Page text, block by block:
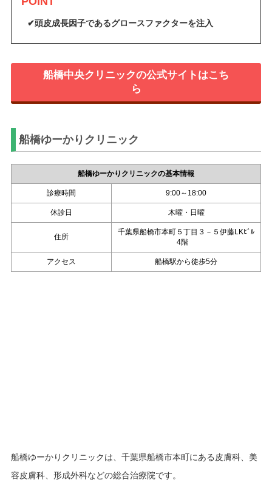
✔頭皮成長因子であるグロースファクターを注入
船橋中央クリニックの公式サイトはこち
ら
船橋ゆーかりクリニック
船橋ゆーかりクリニックの基本情報
診療時間 9:00～18:00
休診日 木曜・日曜
住所
千葉県船橋市本町５丁目３－５伊藤LKﾋﾞﾙ
4階
アクセス 船橋駅から徒歩5分
船橋ゆーかりクリニックは、千葉県船橋市本町にある皮膚科、美
容皮膚科、形成外科などの総合治療院です。